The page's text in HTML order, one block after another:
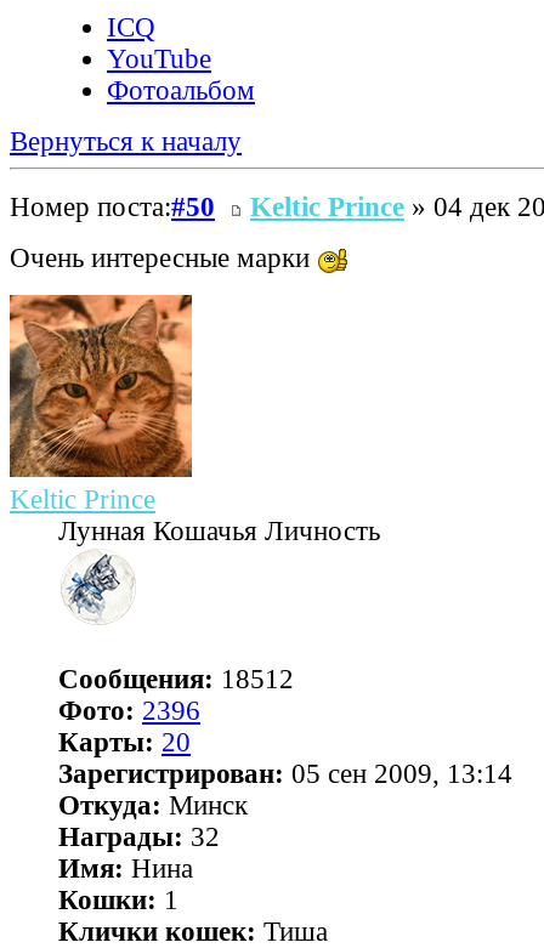
ICQ
YouTube
Фотоальбом
Вернуться к началу
Номер поста:#50 Keltic Prince » 04 дек
Очень интересные марки
Keltic Prince
Лунная Кошачья Личность
Сообщения: 18512
Фото: 2396
Карты: 20
Зарегистрирован: 05 сен 2009, 13:14
Откуда: Минск
Награды: 32
Имя: Нина
Кошки: 1
Клички кошек: Тиша